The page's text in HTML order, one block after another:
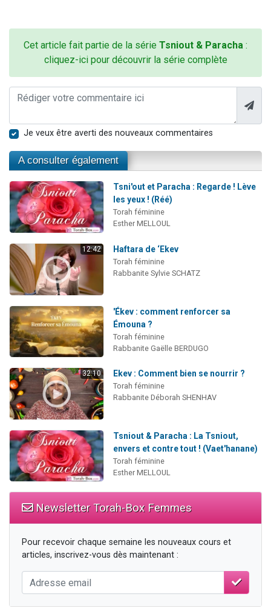
Cet article fait partie de la série Tsniout & Paracha :
cliquez-ici pour découvrir la série complète
Je veux être averti des nouveaux commentaires
A consulter également
Tsni'out et Paracha : Regarde ! Lève
les yeux ! (Réé)
Torah féminine
Esther MELLOUL
12:42 Haftara de ‘Ekev
Torah féminine
Rabbanite Sylvie SCHATZ
'Ékev : comment renforcer sa
Émouna ?
Torah féminine
Rabbanite Gaëlle BERDUGO
32:10 Ekev : Comment bien se nourrir ?
Torah féminine
Rabbanite Déborah SHENHAV
Tsniout & Paracha : La Tsniout,
envers et contre tout ! (Vaet'hanane)
Torah féminine
Esther MELLOUL
Newsletter Torah-Box Femmes
Pour recevoir chaque semaine les nouveaux cours et
articles, inscrivez-vous dès maintenant :